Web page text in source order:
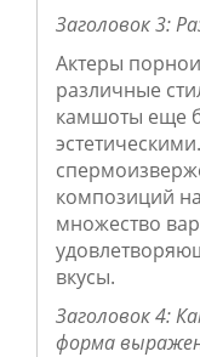
Заголовок 3:
Актеры
различные
камшоты еще
композиций
множество
вкусы.
Заголовок 4:
форма